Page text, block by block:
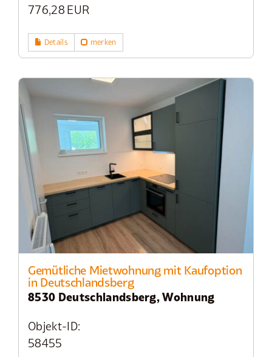
776,28 EUR
Details merken
Gemütliche Mietwohnung mit Kaufoption
in Deutschlandsberg
8530 Deutschlandsberg, Wohnung
Objekt-ID:
58455